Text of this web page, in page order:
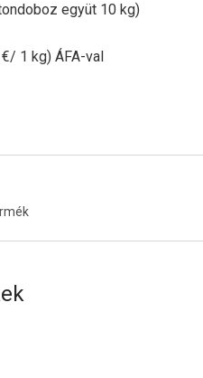
együt 10 kg)
1 kg) ÁFA-val